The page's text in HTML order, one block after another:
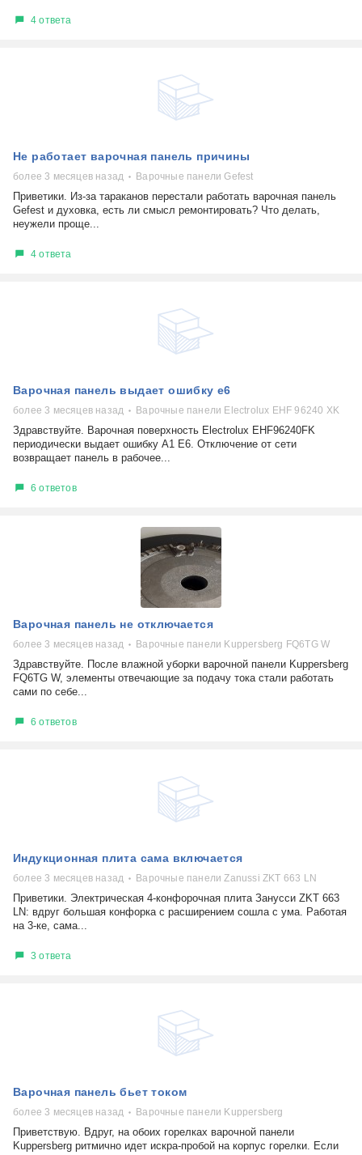
4 ответа
Не работает варочная панель причины
более 3 месяцев назад Варочные панели Gefest
Приветики. Из-за тараканов перестали работать варочная панель
Gefest и духовка, есть ли смысл ремонтировать? Что делать,
неужели проще...
4 ответа
Варочная панель выдает ошибку е6
более 3 месяцев назад Варочные панели Electrolux EHF 96240 XK
Здравствуйте. Варочная поверхность Electrolux EHF96240FK
периодически выдает ошибку A1 E6. Отключение от сети
возвращает панель в рабочее...
6 ответов
Варочная панель не отключается
более 3 месяцев назад Варочные панели Kuppersberg FQ6TG W
Здравствуйте. После влажной уборки варочной панели Kuppersberg
FQ6TG W, элементы отвечающие за подачу тока стали работать
сами по себе...
6 ответов
Индукционная плита сама включается
более 3 месяцев назад Варочные панели Zanussi ZKT 663 LN
Приветики. Электрическая 4-конфорочная плита Занусси ZKT 663
LN: вдруг большая конфорка с расширением сошла с ума. Работая
на 3-ке, сама...
3 ответа
Варочная панель бьет током
более 3 месяцев назад Варочные панели Kuppersberg
Приветствую. Вдруг, на обоих горелках варочной панели
Kuppersberg ритмично идет искра-пробой на корпус горелки. Если